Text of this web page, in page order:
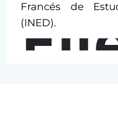
Francés de
(INED).